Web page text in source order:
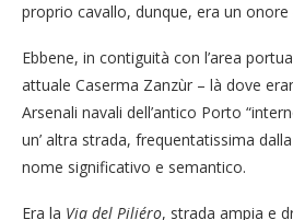
proprio cavallo, dunque, era un onore
Ebbene, in contiguità con l’area
attuale Caserma Zanzùr – là dove
Arsenali navali dell’antico Porto
un’ altra strada, frequentatissima
nome significativo e semantico.
Era la Via del Piliéro, strada ampia e